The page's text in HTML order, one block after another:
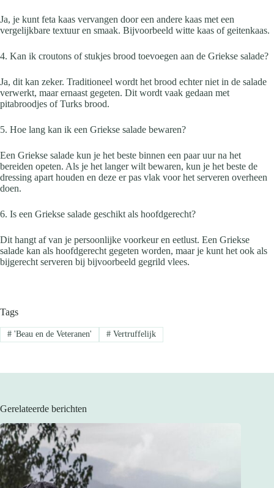
Ja, je kunt feta kaas vervangen door een andere kaas met een
vergelijkbare textuur en smaak. Bijvoorbeeld witte kaas of geitenkaas.
4. Kan ik croutons of stukjes brood toevoegen aan de Griekse salade?
Ja, dit kan zeker. Traditioneel wordt het brood echter niet in de salade
verwerkt, maar ernaast gegeten. Dit wordt vaak gedaan met
pitabroodjes of Turks brood.
5. Hoe lang kan ik een Griekse salade bewaren?
Een Griekse salade kun je het beste binnen een paar uur na het
bereiden opeten. Als je het langer wilt bewaren, kun je het beste de
dressing apart houden en deze er pas vlak voor het serveren overheen
doen.
6. Is een Griekse salade geschikt als hoofdgerecht?
Dit hangt af van je persoonlijke voorkeur en eetlust. Een Griekse
salade kan als hoofdgerecht gegeten worden, maar je kunt het ook als
bijgerecht serveren bij bijvoorbeeld gegrild vlees.
Tags
#'Beau en de Veteranen' #Vertruffelijk
Gerelateerde berichten